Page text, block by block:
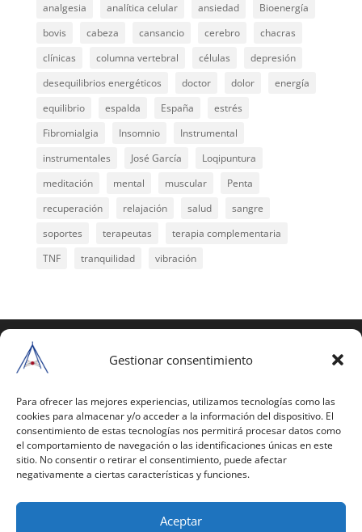
Gestionar consentimiento
Para ofrecer las mejores experiencias, utilizamos tecnologías como las
cookies para almacenar y/o acceder a la información del dispositivo. El
consentimiento de estas tecnologías nos permitirá procesar datos como
el comportamiento de navegación o las identificaciones únicas en este
sitio. No consentir o retirar el consentimiento, puede afectar
negativamente a ciertas características y funciones.
Aceptar
analgesia
analítica celular ansiedad
Bioenergía
bovis
cabeza cansancio cerebro
chacras
clínicas
columna vertebral células
depresión
desequilibrios energéticos
doctor dolor
energía
equilibrio
espalda España
estrés
Fibromialgia
Insomnio
Instrumental
instrumentales
José García
Loqipuntura
meditación
mental muscular
Penta
recuperación
relajación salud
sangre
soportes
terapeutas
terapia complementaria
TNF
tranquilidad vibración
reservados
estas páginas o parte de ellas, necesita pedir
autorización por escrito a Mario Gil Sánchez.
Todos los instrumentales están PATENTADOS.
Web inaugurada en 2002 (última actualización en
Política de Privacidad